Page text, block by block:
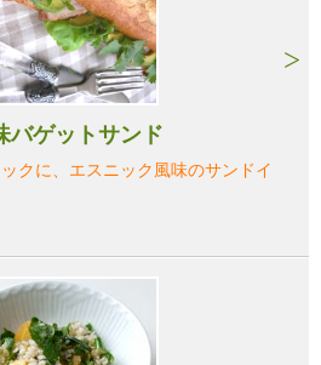
バゲットサンド
クに、エスニック風味のサンドイ